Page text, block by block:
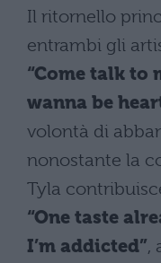
Il ritornello
entrambi gli
“Come talk to
wanna be
volontà di
nonostante la
Tyla
“One taste
I’m addicted”,